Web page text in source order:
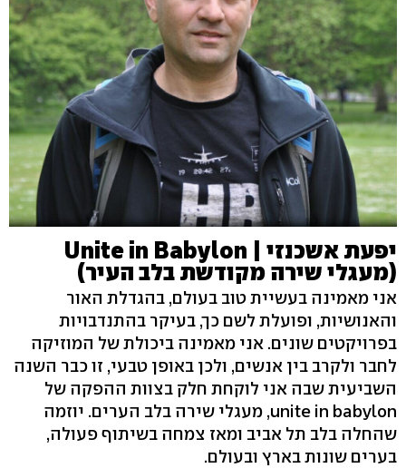
יפעת אשכנזי | Unite in Babylon
(מעגלי שירה מקודשת בלב העיר)
אני מאמינה בעשיית טוב בעולם, בהגדלת האור
והאנושיות, ופועלת לשם כך, בעיקר בהתנדבויות
בפרויקטים שונים. אני מאמינה ביכולת של המוזיקה
לחבר ולקרב בין אנשים, ולכן באופן טבעי, זו כבר השנה
השביעית שבה אני לוקחת חלק בצוות ההפקה של
unite in babylon, מעגלי שירה בלב הערים. יוזמה
שהחלה בלב תל אביב ומאז צמחה בשיתוף פעולה,
בערים שונות בארץ ובעולם.